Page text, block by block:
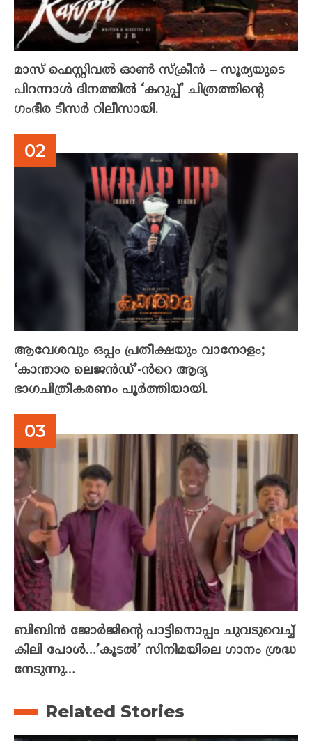
മാസ് ഫെസ്റ്റിവൽ ഓൺ സ്‌ക്രീൻ – സൂര്യയുടെ
പിറന്നാൾ ദിനത്തിൽ ‘കറുപ്പ്’ ചിത്രത്തിന്റെ
ഗംഭീര ടീസർ റിലീസായി.
ആവേശവും ഒപ്പം പ്രതീക്ഷയും വാനോളം;
‘കാന്താര ലെജൻഡ്’-ൻറെ ആദ്യ
ഭാഗചിത്രീകരണം പൂർത്തിയായി.
ബിബിൻ ജോർജിന്റെ പാട്ടിനൊപ്പം ചുവടുവെച്ച്
കിലി പോൾ…’കൂടൽ’ സിനിമയിലെ ഗാനം ശ്രദ്ധ
നേടുന്നു…
Related Stories